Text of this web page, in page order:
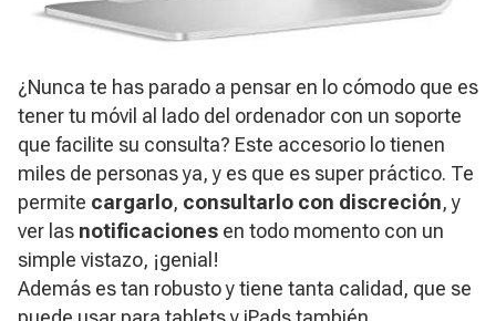
¿Nunca te has parado a pensar en lo cómodo que es
tener tu móvil al lado del ordenador con un soporte
que facilite su consulta? Este accesorio lo tienen
miles de personas ya, y es que es super práctico. Te
permite cargarlo, consultarlo con discreción, y
ver las notificaciones en todo momento con un
simple vistazo, ¡genial!
Además es tan robusto y tiene tanta calidad, que se